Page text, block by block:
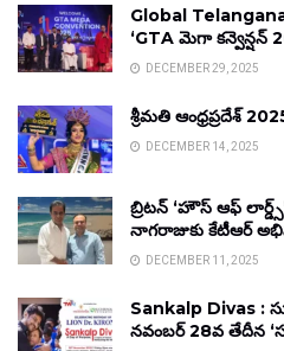
Global
‘GTA మెగా కన్వెన్షన్
DECEMBER 29, 2025
శ్రీమతి ఆంధ్రప్రదేశ్
DECEMBER 14, 2025
బ్రిటన్ ‘హౌస్ ఆఫ్
నాగరాజుకు కేటీఆర్
DECEMBER 11, 2025
Sankalp Divas :
నవంబర్ 28వ తేదీన